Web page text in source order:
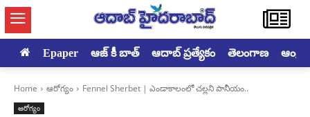
Epaper ఆజ్ కీ బాత్ ఆదాబ్ ప్రత్యేకం తెలంగాణ
Home ఆరోగ్యం Fennel Sherbet | ఎండాకాలంలో చల్లని పానీయం..
ఆరోగ్యం